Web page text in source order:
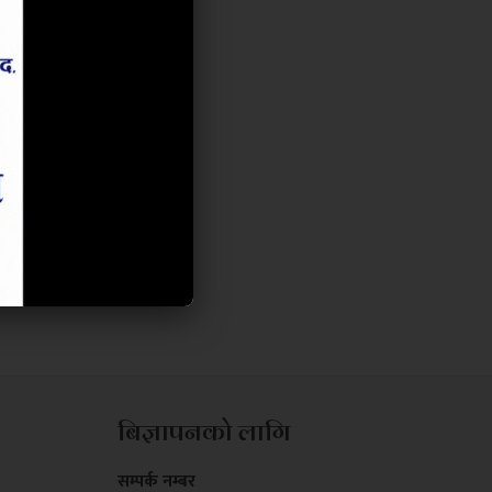
बिज्ञापनको लागि
सम्पर्क नम्बर